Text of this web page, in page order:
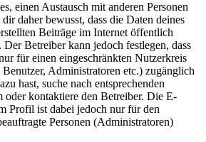
einen Austausch mit anderen Personen
daher bewusst, dass die Daten deines
Beiträge im Internet öffentlich
Betreiber kann jedoch festlegen, dass
für einen eingeschränkten Nutzerkreis
Administratoren etc.) zugänglich
hast, suche nach entsprechenden
kontaktiere den Betreiber. Die E-
Profil ist dabei jedoch nur für den
Personen (Administratoren)